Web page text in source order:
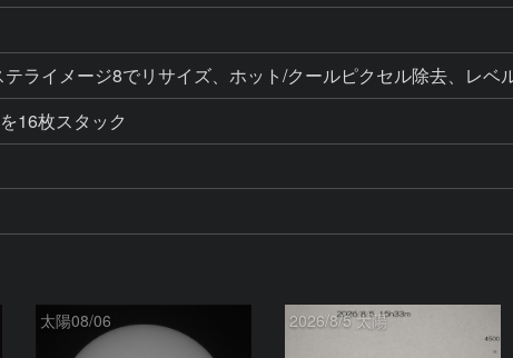
ライメージ8でリサイズ、ホット/クールピクセル除去、レベ
16枚スタック
太陽08/06 2026/8/5 太陽